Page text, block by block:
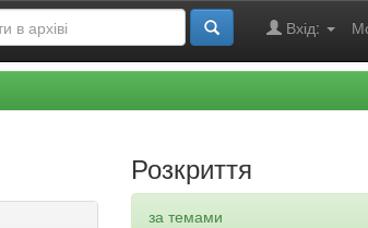
Вхід:
Розкриття
за темами